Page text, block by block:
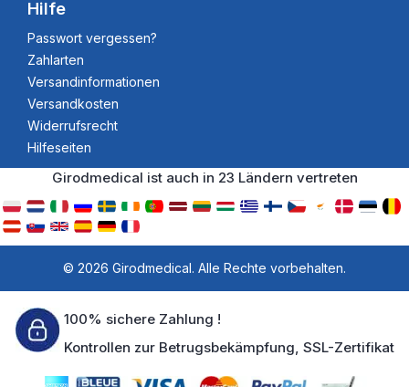
Hilfe
Passwort vergessen?
Zahlarten
Versandinformationen
Versandkosten
Widerrufsrecht
Hilfeseiten
Girodmedical ist auch in 23 Ländern vertreten
© 2026 Girodmedical. Alle Rechte vorbehalten.
100% sichere Zahlung !
Kontrollen zur Betrugsbekämpfung, SSL-Zertifikat